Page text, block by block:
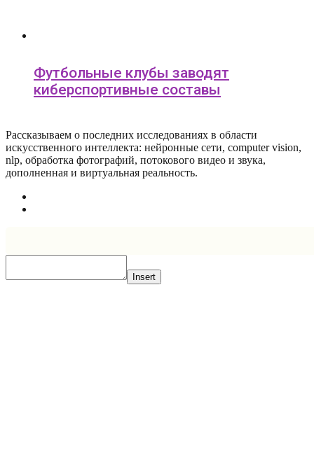
Футбольные клубы заводят
киберспортивные составы
Рассказываем о последних исследованиях в области
искусcтвенного интеллекта: нейронные сети, computer vision,
nlp, обработка фотографий, потокового видео и звука,
дополненная и виртуальная реальность.
Insert